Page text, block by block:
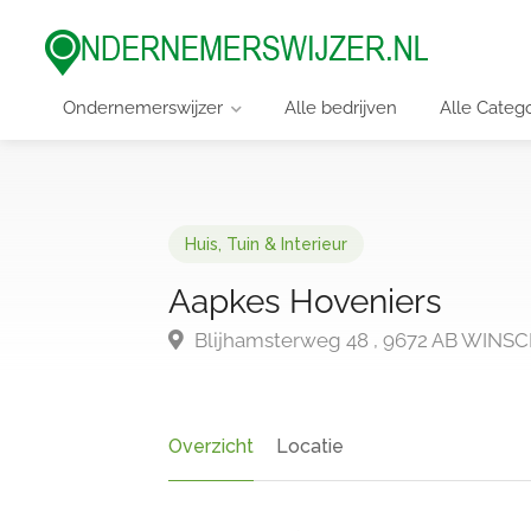
Ondernemerswijzer Alle bedrijven Alle
Huis, Tuin & Interieur
Aapkes Hoveniers
Blijhamsterweg 48 , 9672 AB
Overzicht Locatie